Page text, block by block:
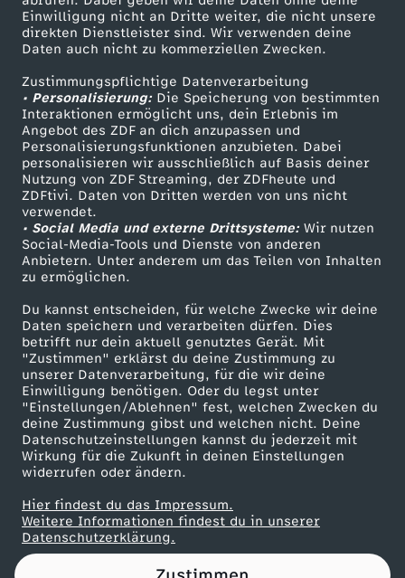
Einwilligung nicht an Dritte weiter, die nicht unsere
direkten Dienstleister sind. Wir verwenden deine
Daten auch nicht zu kommerziellen Zwecken.
Zustimmungspflichtige Datenverarbeitung
• Personalisierung:Die Speicherung von bestimmten
Interaktionen ermöglicht uns, dein Erlebnis im
Angebot des ZDF an dich anzupassen und
Personalisierungsfunktionen anzubieten. Dabei
personalisieren wir ausschließlich auf Basis deiner
Nutzung von ZDF Streaming, der ZDFheute und
ZDFtivi. Daten von Dritten werden von uns nicht
verwendet.
• Social Media und externe Drittsysteme:Wir nutzen
Social-Media-Tools und Dienste von anderen
Anbietern. Unter anderem um das Teilen von Inhalten
zu ermöglichen.
Du kannst entscheiden, für welche Zwecke wir deine
Daten speichern und verarbeiten dürfen. Dies
betrifft nur dein aktuell genutztes Gerät. Mit
"Zustimmen" erklärst du deine Zustimmung zu
unserer Datenverarbeitung, für die wir deine
Einwilligung benötigen. Oder du legst unter
"Einstellungen/Ablehnen" fest, welchen Zwecken du
deine Zustimmung gibst und welchen nicht. Deine
Datenschutzeinstellungen kannst du jederzeit mit
Wirkung für die Zukunft in deinen Einstellungen
widerrufen oder ändern.
Hier findest du das Impressum.
Weitere Informationen findest du in unserer
Datenschutzerklärung.
F
u
n
k
U
n
i
t
Smart TV
ZDFtext
Livestreams
Sendungen A-Z
TV-Programm
Kontakt zum ZDF
Tickets
Zuschauerservice
Hilfe
ZDF Unternehmen
Karriere
ZDF goes Schule
Werbefernsehen
Mainzelmännchen
Partner